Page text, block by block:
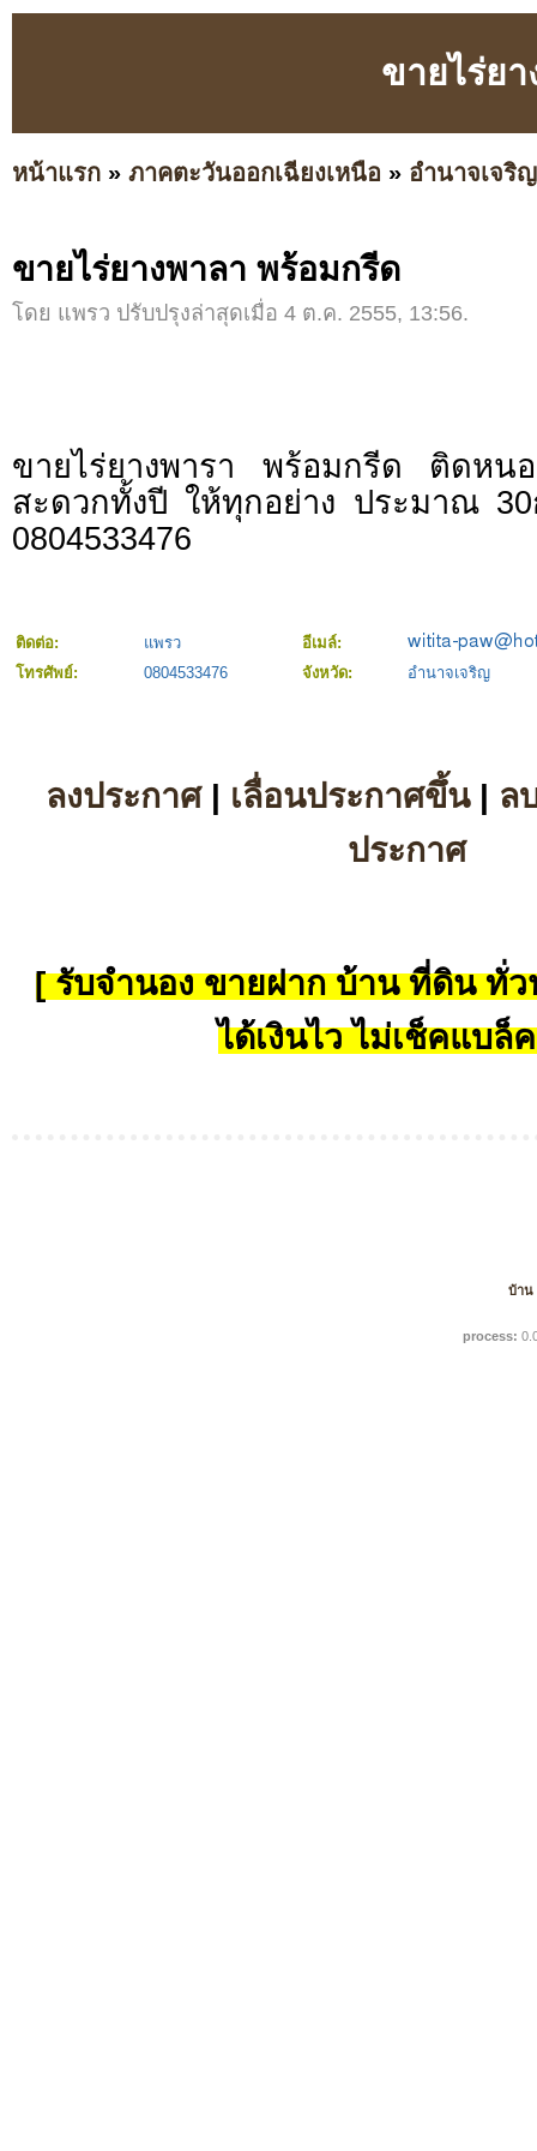
ขายไร่ย
หน้าแรก » ภาคตะวันออกเฉียงเหนือ » อำนาจเจริญ
ขายไร่ยางพาลา พร้อมกรีด
โดย แพรว ปรับปรุงล่าสุดเมื่อ 4 ต.ค. 2555, 13:56.
ขายไร่ยางพารา พร้อมกรีด ติดหน
สะดวกทั้งปี ให้ทุกอย่าง ประมาณ
0804533476
ติดต่อ: แพรว
อีเมล์:
โทรศัพย์:
0804533476 จังหวัด: อำนาจเจริญ
ลงประกาศ| เลื่อนประกาศขึ้น| ล
ประกาศ
[ รับจำนอง ขายฝาก บ้าน ที่ดิน ทั่ว
ได้เงินไว ไม่เช็คแบล็
บ้าน
process: